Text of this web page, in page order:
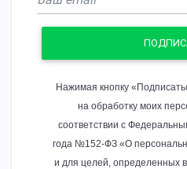
Нажимая кнопку
на обработку моих
соответствии с
года №152-ФЗ «О
и для целей, определенных в